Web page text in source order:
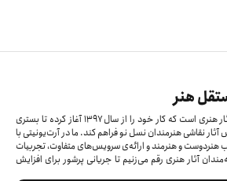
هنر
آرت‌یونیتی بازار آنلاین فروش آثار هنری است که کار خود را از سال ۱۳۹۷ آغاز کرده‌ تا بستری
نقاشی هنرمندان نسل نو فراهم کند. ما در آرت‌یونیتی با
هنردوست و هنرمند و ارائه‌ی سرویس‌های متفاوت، تجربیات
آثار هنری رقم می‌زنیم تا جریانی پرشور برای افزایش